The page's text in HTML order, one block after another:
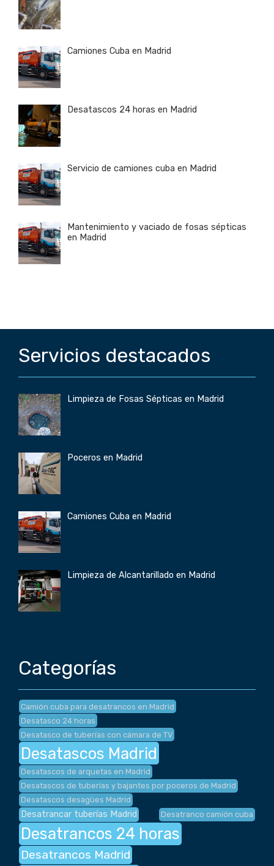
Camiones Cuba en Madrid
Desatascos 24 horas en Madrid
Servicio de camiones cuba en Madrid
Mantenimiento y vaciado de fosas sépticas
en Madrid
Servicios destacados
Limpieza de Fosas Sépticas en Madrid
Poceros en Madrid
Camiones Cuba en Madrid
Limpieza de Alcantarillado en Madrid
Categorías
Camión cuba para desatrancos en Madrid
Desatasco 24 horas
Desatasco de tuberías con cámara de TV
Desatascos Madrid
Desatascos de arquetas en Madrid
Desatascos de tuberías y bajantes por poceros de Madrid
Desatascos desagües Madrid
Desatrancar tuberías Madrid Desatranco camión cuba
Desatrancos 24 horas
Desatrancos Madrid